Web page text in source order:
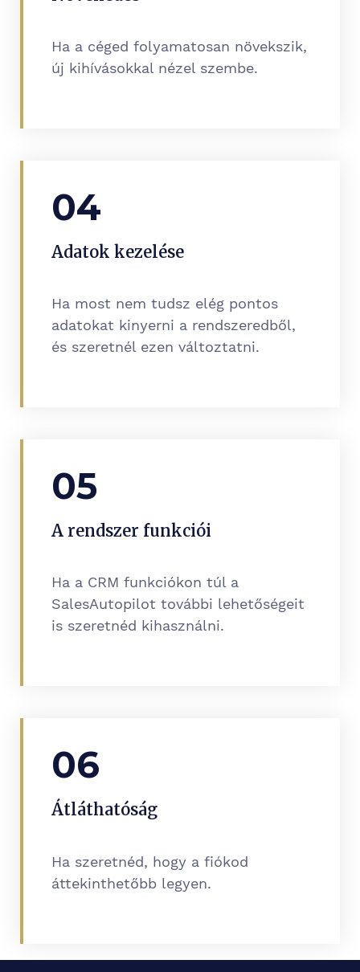
Ha a céged folyamatosan növekszik,
új kihívásokkal nézel szembe.
04
Adatok kezelése
Ha most nem tudsz elég pontos
adatokat kinyerni a rendszeredből,
és szeretnél ezen változtatni.
05
A rendszer funkciói
Ha a CRM funkciókon túl a
SalesAutopilot további lehetőségeit
is szeretnéd kihasználni.
06
Átláthatóság
Ha szeretnéd, hogy a fiókod
áttekinthetőbb legyen.